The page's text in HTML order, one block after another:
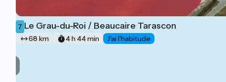
7 Le Grau-du-Roi / Beaucaire Tarascon
68 km 4 h 44 min J'ai l'habitude